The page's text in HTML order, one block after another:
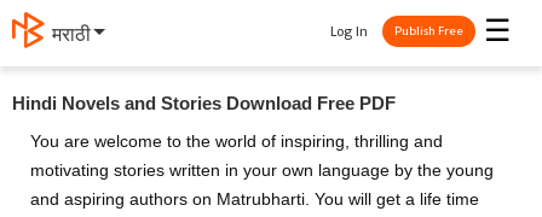
தமிழ் ☰
Log In Publish Free
Hindi Novels and Stories Download Free PDF
You are welcome to the world of inspiring, thrilling and
motivating stories written in your own language by the young
and aspiring authors on Matrubharti. You will get a life time